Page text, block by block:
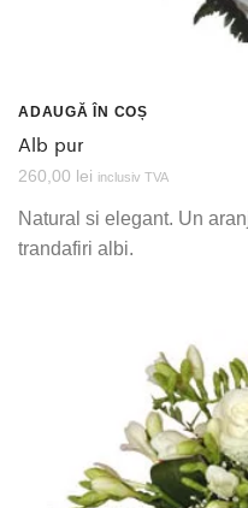
ADAUGĂ ÎN COȘ
Alb pur
260,00 lei inclusiv TVA
Natural si elegant. Un
trandafiri albi.